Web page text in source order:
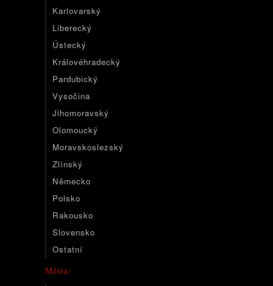
Karlovarský
Liberecký
Ústecký
Královéhradecký
Pardubický
Vysočina
Jihomoravský
Olomoucký
Moravskoslezský
Zlínský
Německo
Polsko
Rakousko
Slovensko
Ostatní
Města: